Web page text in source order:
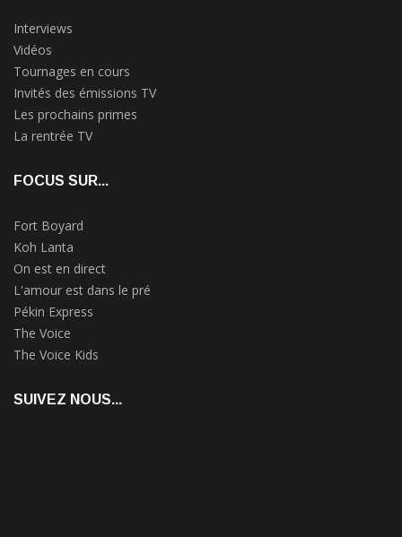
Interviews
Vidéos
Tournages en cours
Invités des émissions TV
Les prochains primes
La rentrée TV
FOCUS SUR...
Fort Boyard
Koh Lanta
On est en direct
L'amour est dans le pré
Pékin Express
The Voice
The Voice Kids
SUIVEZ NOUS...